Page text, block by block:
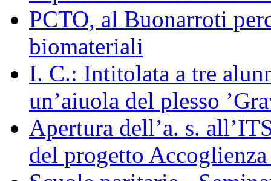
PCTO, al Buonarroti
biomateriali
I. C.: Intitolata a tre
un’aiuola del plesso
Apertura dell’a. s.
del progetto